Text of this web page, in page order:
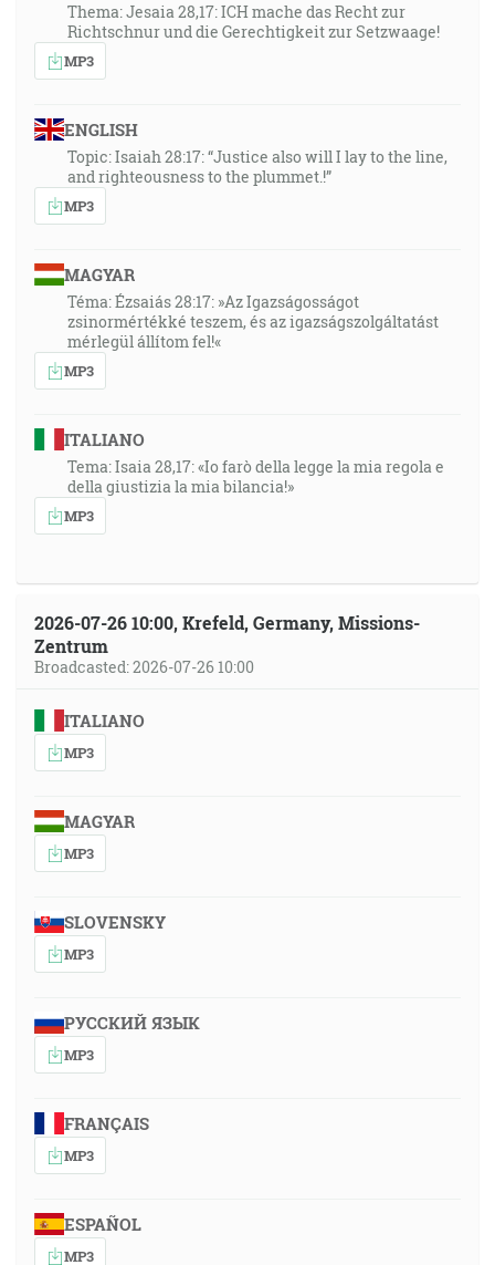
Thema: Jesaia 28,17: ICH mache das Recht zur
Richtschnur und die Gerechtigkeit zur Setzwaage!
MP3
ENGLISH
Topic: Isaiah 28:17: “Justice also will I lay to the line,
and righteousness to the plummet.!”
MP3
MAGYAR
Téma: Ézsaiás 28:17: »Az Igazságosságot
zsinormértékké teszem, és az igazságszolgáltatást
mérlegül állítom fel!«
MP3
ITALIANO
Tema: Isaia 28,17: «Io farò della legge la mia regola e
della giustizia la mia bilancia!»
MP3
2026-07-26 10:00, Krefeld, Germany, Missions-
Zentrum
Broadcasted: 2026-07-26 10:00
ITALIANO
MP3
MAGYAR
MP3
SLOVENSKY
MP3
РУССКИЙ ЯЗЫК
MP3
FRANÇAIS
MP3
ESPAÑOL
MP3